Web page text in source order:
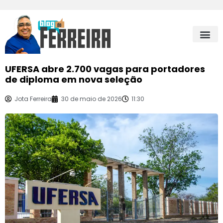
UFERSA abre 2.700 vagas para portadores
de diploma em nova seleção
Jota Ferreira 30 de maio de 2026 11:30